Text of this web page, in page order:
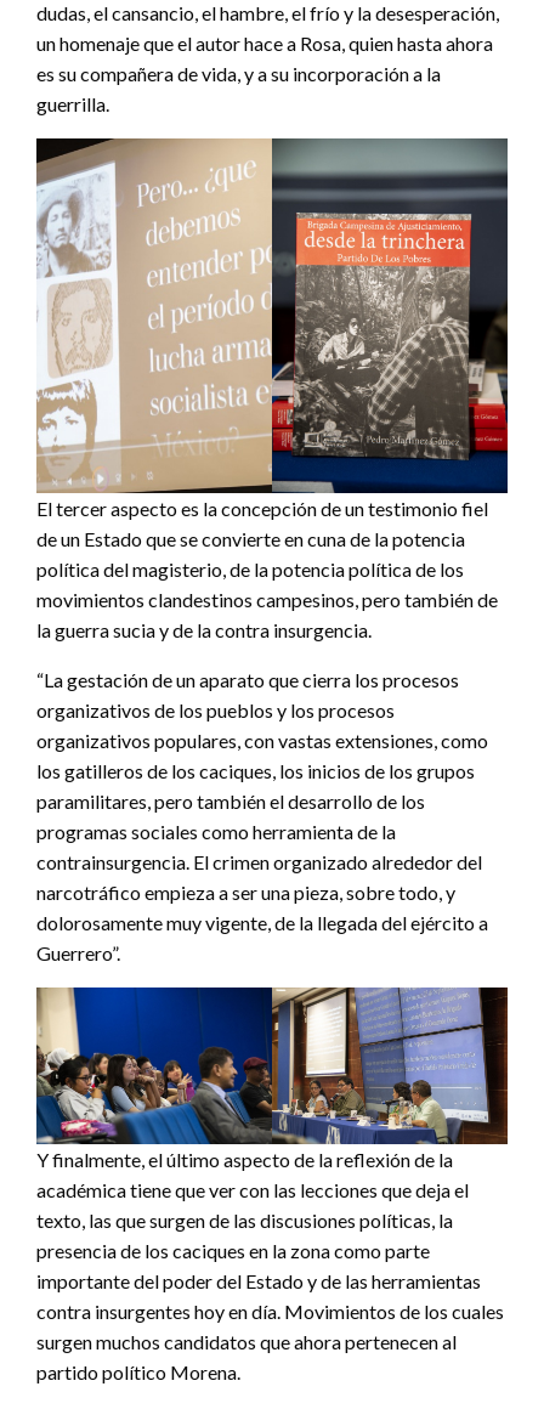
dudas, el cansancio, el hambre, el frío y la desesperación,
un homenaje que el autor hace a Rosa, quien hasta ahora
es su compañera de vida, y a su incorporación a la
guerrilla.
El tercer aspecto es la concepción de un testimonio fiel
de un Estado que se convierte en cuna de la potencia
política del magisterio, de la potencia política de los
movimientos clandestinos campesinos, pero también de
la guerra sucia y de la contra insurgencia.
“La gestación de un aparato que cierra los procesos
organizativos de los pueblos y los procesos
organizativos populares, con vastas extensiones, como
los gatilleros de los caciques, los inicios de los grupos
paramilitares, pero también el desarrollo de los
programas sociales como herramienta de la
contrainsurgencia. El crimen organizado alrededor del
narcotráfico empieza a ser una pieza, sobre todo, y
dolorosamente muy vigente, de la llegada del ejército a
Guerrero”.
Y finalmente, el último aspecto de la reflexión de la
académica tiene que ver con las lecciones que deja el
texto, las que surgen de las discusiones políticas, la
presencia de los caciques en la zona como parte
importante del poder del Estado y de las herramientas
contra insurgentes hoy en día. Movimientos de los cuales
surgen muchos candidatos que ahora pertenecen al
partido político Morena.